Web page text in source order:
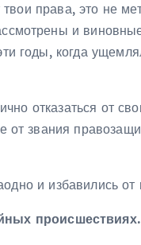
права, это не
и
годы, когда
отказаться от
звания
и избавились от
происшествиях.